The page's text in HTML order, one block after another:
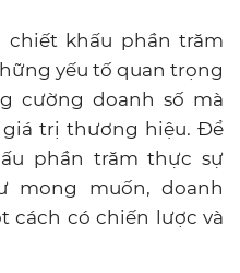
chiết khấu phần trăm
yếu tố quan trọng
cường doanh số mà
trị thương hiệu. Để
phần trăm thực sự
mong muốn, doanh
cách có chiến lược và